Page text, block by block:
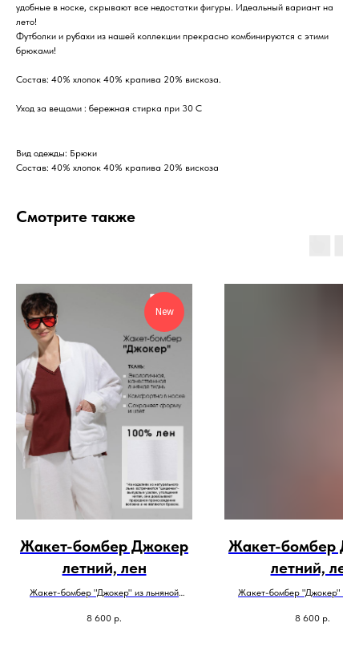
удобные в носке, скрывают все недостатки фигуры. Идеальный вариант на
лето!
Футболки и рубахи из нашей коллекции прекрасно комбинируются с этими
брюками!
Состав: 40% хлопок 40% крапива 20% вискоза.
Уход за вещами : бережная стирка при 30 С
Вид одежды: Брюки
Состав: 40% хлопок 40% крапива 20% вискоза
Смотрите также
New
Жакет-бомбер Джокер
летний, лен
Жакет-бомбер "Джокер" из льняной
8 600 р.
Жакет-бомбер
летний, лен
Жакет-бомбер "Джокер" из
8 600 р.